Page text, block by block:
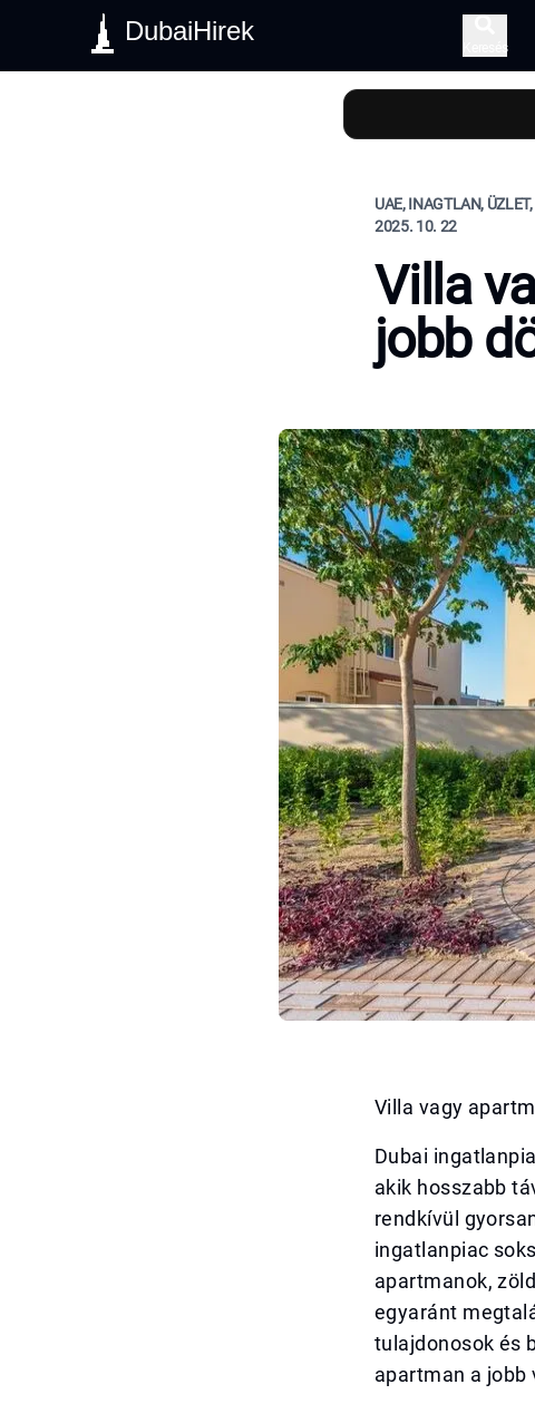
DubaiHirek
Keresés
UAE, INAGTLAN,
2025. 10. 22
Villa
jobb
Villa vagy
Dubai
akik hosszabb
rendkívül
ingatlanpiac
apartmanok,
egyaránt
tulajdonosok és
apartman a jobb